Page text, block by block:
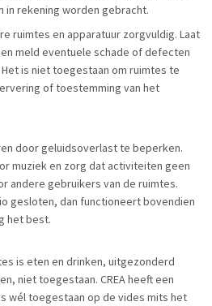
in rekening worden gebracht.
ruimtes en apparatuur zorgvuldig. Laat
meld eventuele schade of defecten
is niet toegestaan om ruimtes te
of toestemming van het
door geluidsoverlast te beperken.
muziek en zorg dat activiteiten geen
andere gebruikers van de ruimtes.
gesloten, dan functioneert bovendien
het best.
is eten en drinken, uitgezonderd
niet toegestaan. CREA heeft een
wél toegestaan op de vides mits het